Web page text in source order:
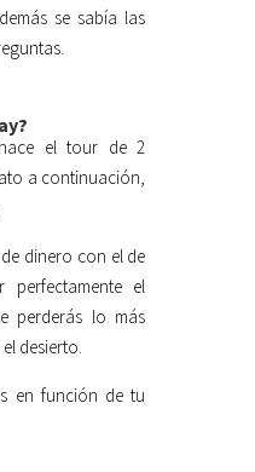
se sabía las
el tour de 2
a continuación,
dinero con el de
el
perderás lo más
desierto.
en función de tu